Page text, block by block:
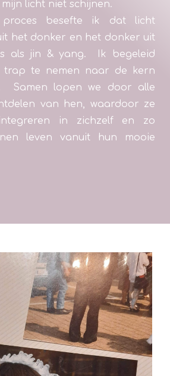
licht niet schijnen.
besefte ik dat licht
het donker en het donker uit
als jin & yang. Ik begeleid
trap te nemen naar de kern
Samen lopen we door alle
van hen, waardoor ze
in zichzelf en zo
leven vanuit hun mooie